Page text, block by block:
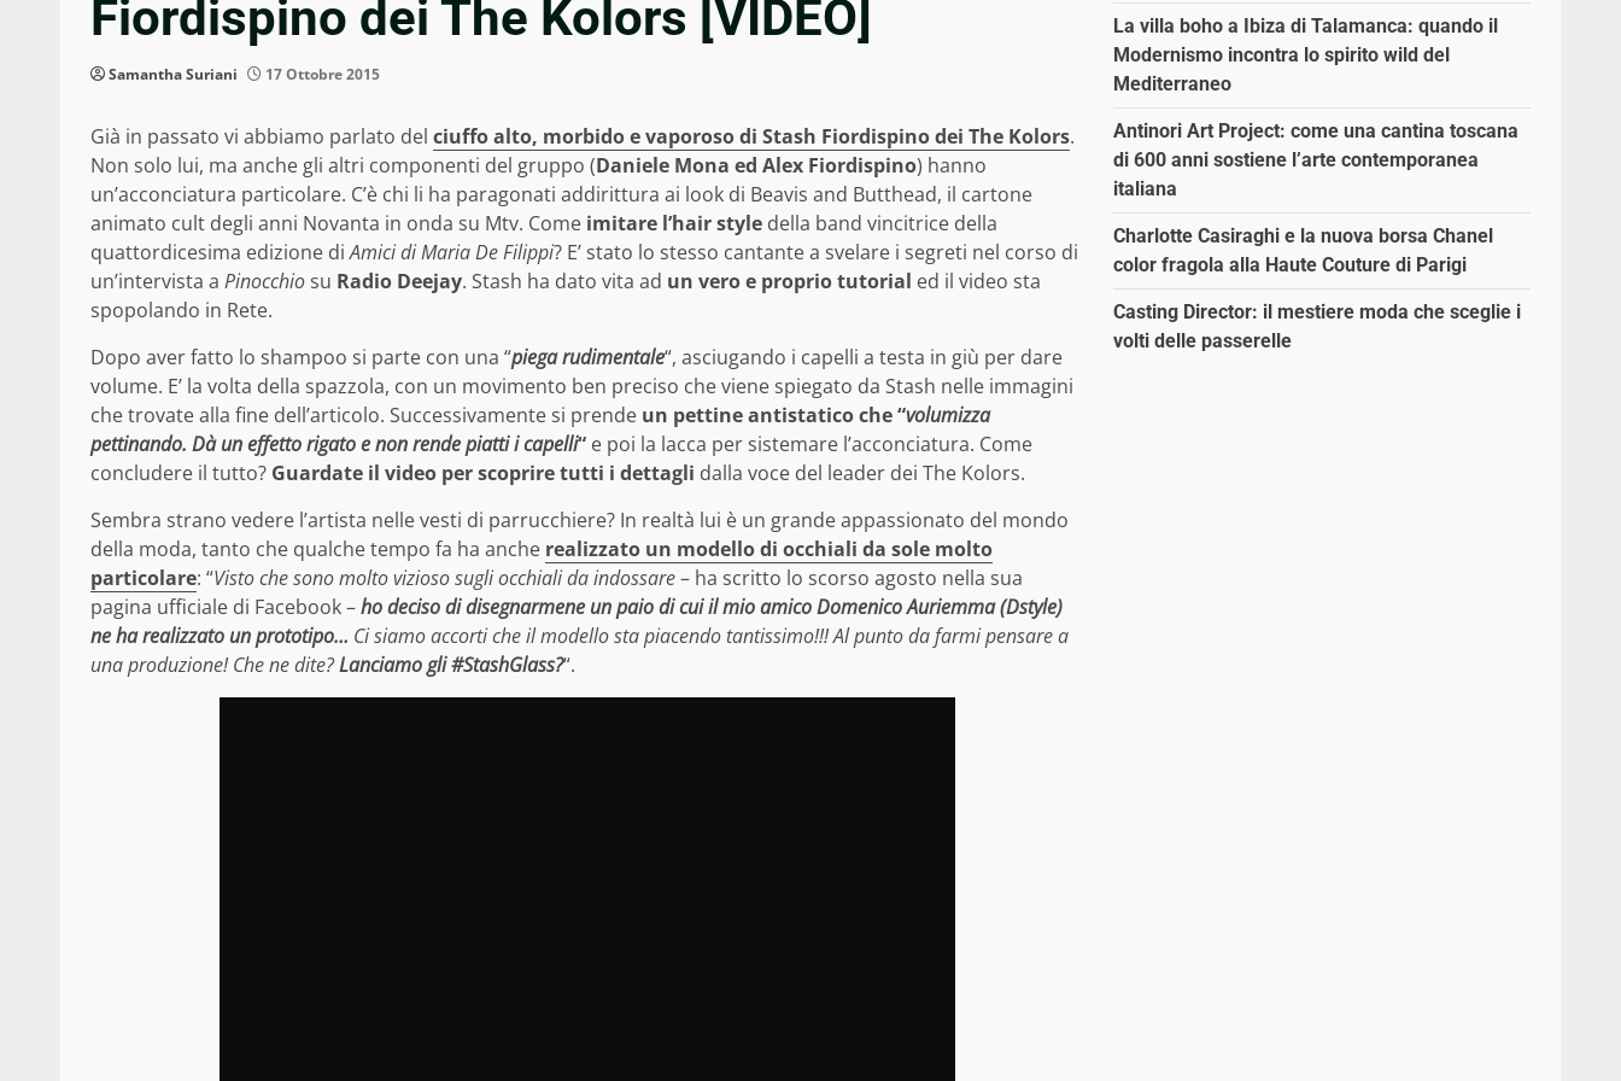
Fiordispino dei The Kolors [VIDEO]
Samantha Suriani 17 Ottobre 2015
Già in passato vi abbiamo parlato del ciuffo alto, morbido e vaporoso di Stash Fiordispino dei The Kolors.
Non solo lui, ma anche gli altri componenti del gruppo (Daniele Mona ed Alex Fiordispino) hanno
un’acconciatura particolare. C’è chi li ha paragonati addirittura ai look di Beavis and Butthead, il cartone
animato cult degli anni Novanta in onda su Mtv. Come imitare l’hair style della band vincitrice della
quattordicesima edizione diAmici di Maria De Filippi? E’ stato lo stesso cantante a svelare i segreti nel corso di
un’intervista a Pinocchiosu Radio Deejay. Stash ha dato vita ad un vero e proprio tutorial ed il video sta
spopolando in Rete.
Dopo aver fatto lo shampoo si parte con una “piega rudimentale“, asciugando i capelli a testa in giù per dare
volume. E’ la volta della spazzola, con un movimento ben preciso che viene spiegato da Stash nelle immagini
che trovate alla fine dell’articolo. Successivamente si prende un pettine antistatico che “volumizza
pettinando. Dà un effetto rigato e non rende piatti i capelli“ e poi la lacca per sistemare l’acconciatura. Come
concludere il tutto? Guardate il video per scoprire tutti i dettagli dalla voce del leader dei The Kolors.
Sembra strano vedere l’artista nelle vesti di parrucchiere? In realtà lui è un grande appassionato del mondo
della moda, tanto che qualche tempo fa ha anche realizzato un modello di occhiali da sole molto
particolare: “Visto che sono molto vizioso sugli occhiali da indossare– ha scritto lo scorso agosto nella sua
pagina ufficiale di Facebook –ho deciso di disegnarmene un paio di cui il mio amico Domenico Auriemma (Dstyle)
ne ha realizzato un prototipo… Ci siamo accorti che il modello sta piacendo tantissimo!!! Al punto da farmi pensare a
una produzione! Che ne dite?Lanciamo gli #StashGlass?“.
La villa boho a Ibiza di Talamanca: quando il
Modernismo incontra lo spirito wild del
Mediterraneo
Antinori Art Project: come una cantina toscana
di 600 anni sostiene l’arte contemporanea
italiana
Charlotte Casiraghi e la nuova borsa Chanel
color fragola alla Haute Couture di Parigi
Casting Director: il mestiere moda che sceglie i
volti delle passerelle